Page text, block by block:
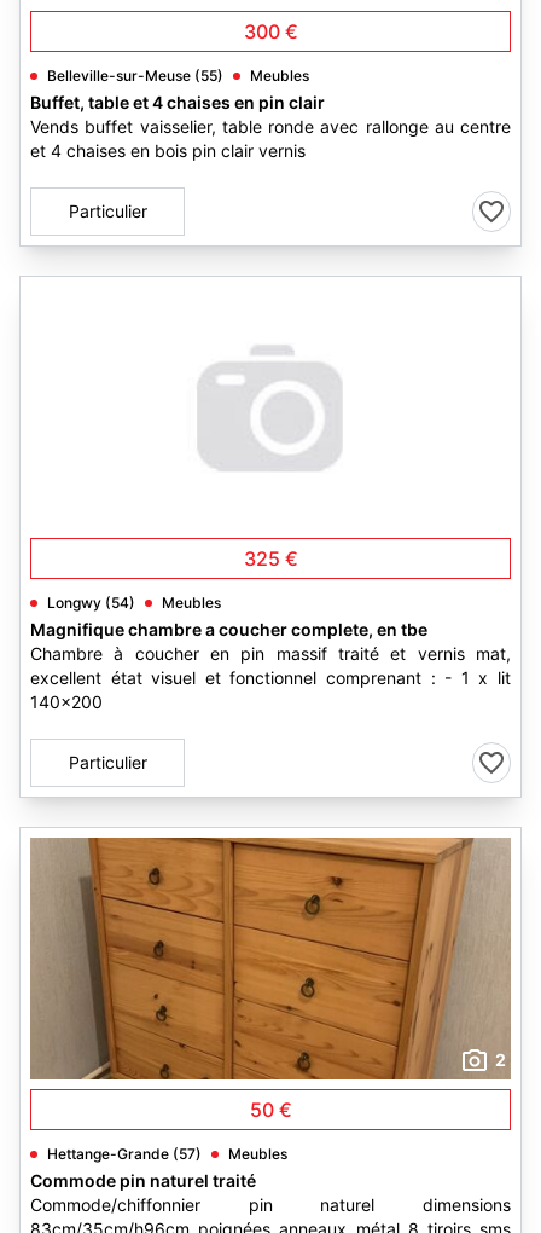
300 €
Belleville-sur-Meuse (55) Meubles
Buffet, table et 4 chaises en pin clair
Vends buffet vaisselier, table ronde avec rallonge au centre
et 4 chaises en bois pin clair vernis
Particulier
325 €
Longwy (54) Meubles
Magnifique chambre a coucher complete, en tbe
Chambre à coucher en pin massif traité et vernis mat,
excellent état visuel et fonctionnel comprenant : - 1 x lit
140x200
Particulier
2
50 €
Hettange-Grande (57) Meubles
Commode pin naturel traité
Commode/chiffonnier pin naturel dimensions
83cm/35cm/h96cm poignées anneaux métal 8 tiroirs sms